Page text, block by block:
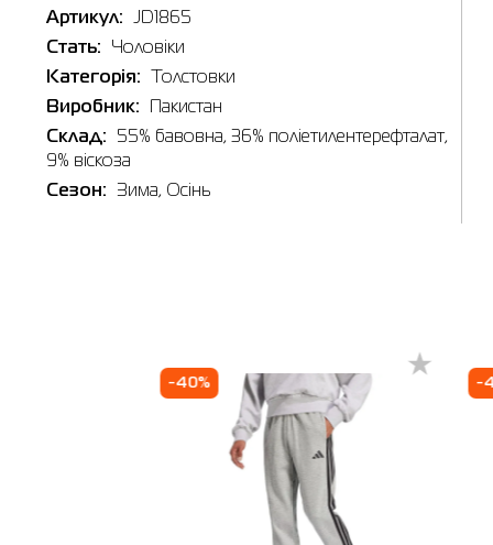
Виберіть
м.
Графік
Артикул:
JD1865
Стать:
Чоловіки
Категорія:
Толстовки
Виробник:
Пакистан
Склад:
55% бавовна, 36% поліетилентерефталат,
9% віскоза
Сезон:
Зима, Осінь
-40% -